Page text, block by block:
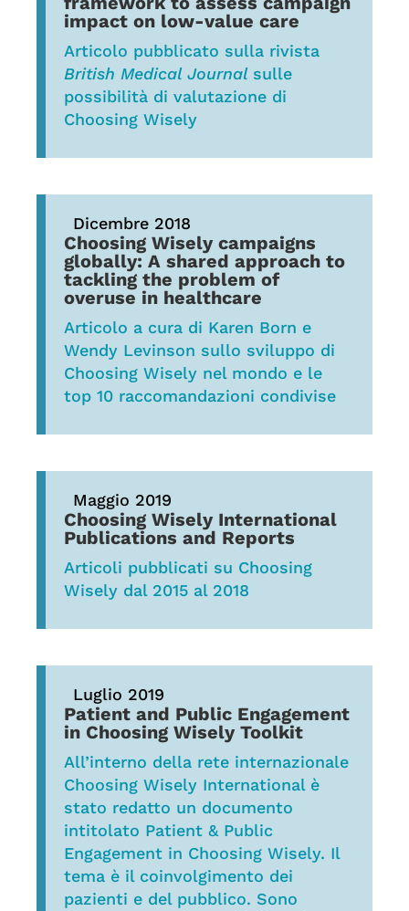
impact on low-value care
Articolo pubblicato sulla rivista
British Medical Journal sulle
possibilità di valutazione di
Choosing Wisely
Dicembre 2018
Choosing Wisely campaigns
globally: A shared approach to
tackling the problem of
overuse in healthcare
Articolo a cura di Karen Born e
Wendy Levinson sullo sviluppo di
Choosing Wisely nel mondo e le
top 10 raccomandazioni condivise
Maggio 2019
Choosing Wisely International
Publications and Reports
Articoli pubblicati su Choosing
Wisely dal 2015 al 2018
Luglio 2019
Patient and Public Engagement
in Choosing Wisely Toolkit
All’interno della rete internazionale
Choosing Wisely International è
stato redatto un documento
intitolato Patient & Public
Engagement in Choosing Wisely. Il
tema è il coinvolgimento dei
pazienti e del pubblico. Sono